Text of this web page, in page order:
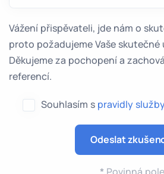
Vážení přispěvateli, jde nám o
proto požadujeme Vaše skutečné
Děkujeme za pochopení a
referencí.
Souhlasím s pravidly